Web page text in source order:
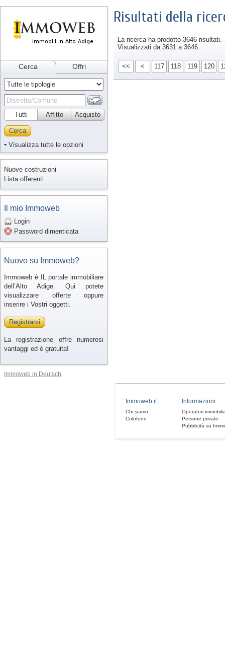
Cerca Offri
Tutti Acquisto
Affitto
Cerca
Visualizza tutte le opzioni
Nuove costruzioni
Lista offerenti
Il mio Immoweb
Login
Password dimenticata
Nuovo su Immoweb?
Immoweb è IL portale immobiliare
dell’Alto Adige. Qui potete
visualizzare offerte oppure
inserire i Vostri oggetti.
Registrarsi
La registrazione offre numerosi
vantaggi ed è gratuita!
Immoweb in Deutsch
Risultati della
La ricerca ha prodotto 3646 risultati.
Visualizzati da 3631 a 3646.
<< < 117 118 119 120
Immoweb.it
Chi siamo
Colofone
Informazioni
Operatori
Persone private
Pubblicità su